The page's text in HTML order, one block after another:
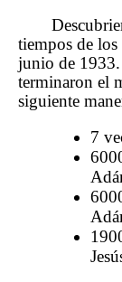
tiempos de
junio de
terminaron el
siguiente
7